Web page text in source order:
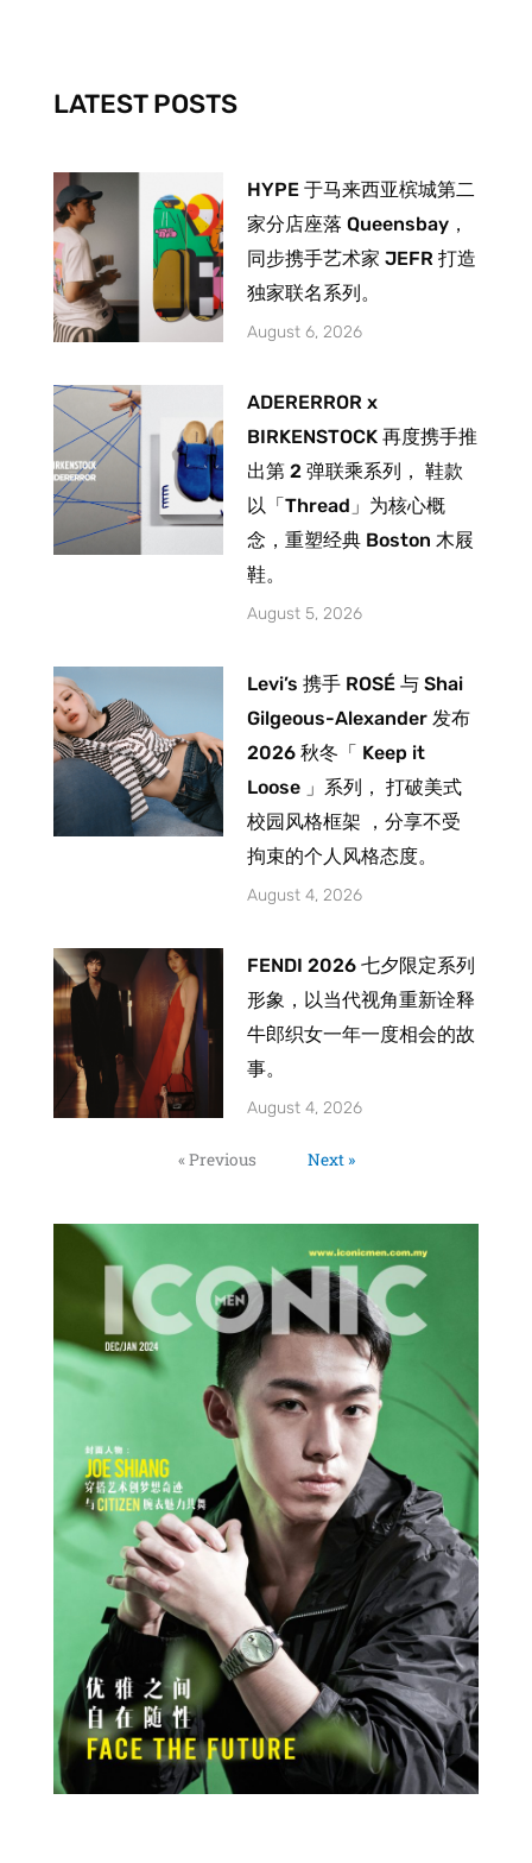
-
f
m
LATEST POSTS
HYPE 于马来西亚槟城第二
家分店座落 Queensbay，
同步携手艺术家 JEFR 打造
独家联名系列。
August 6, 2026
ADERERROR x
BIRKENSTOCK 再度携手推
出第 2 弹联乘系列， 鞋款
以「Thread」为核心概
念，重塑经典 Boston 木屐
鞋。
August 5, 2026
Levi’s 携手 ROSÉ 与 Shai
Gilgeous-Alexander 发布
2026 秋冬「 Keep it
Loose 」系列， 打破美式
校园风格框架 ，分享不受
拘束的个人风格态度。
August 4, 2026
FENDI 2026 七夕限定系列
形象，以当代视角重新诠释
牛郎织女一年一度相会的故
事。
August 4, 2026
« Previous Next »